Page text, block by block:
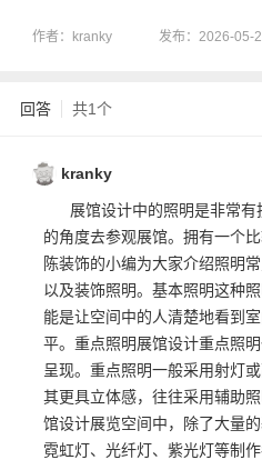
作者：kranky 发布：2026-05-
回答 共1个
kranky
展馆设计中的照明是非常
的角度去参观展馆。拥有一个
陈装饰的小编为大家介绍照明
以及装饰照明。基本照明这种
能是让空间中的人清楚地看到
平。重点照明展馆设计重点照
呈现。重点照明一般采用射灯
其更具立体感，往往采用辅助
馆设计展览空间中，除了大量
霓虹灯、光纤灯、紫光灯等制